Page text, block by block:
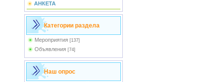
АНКЕТА
Категории раздела
Мероприятия [137]
Объявления [74]
Наш опрос